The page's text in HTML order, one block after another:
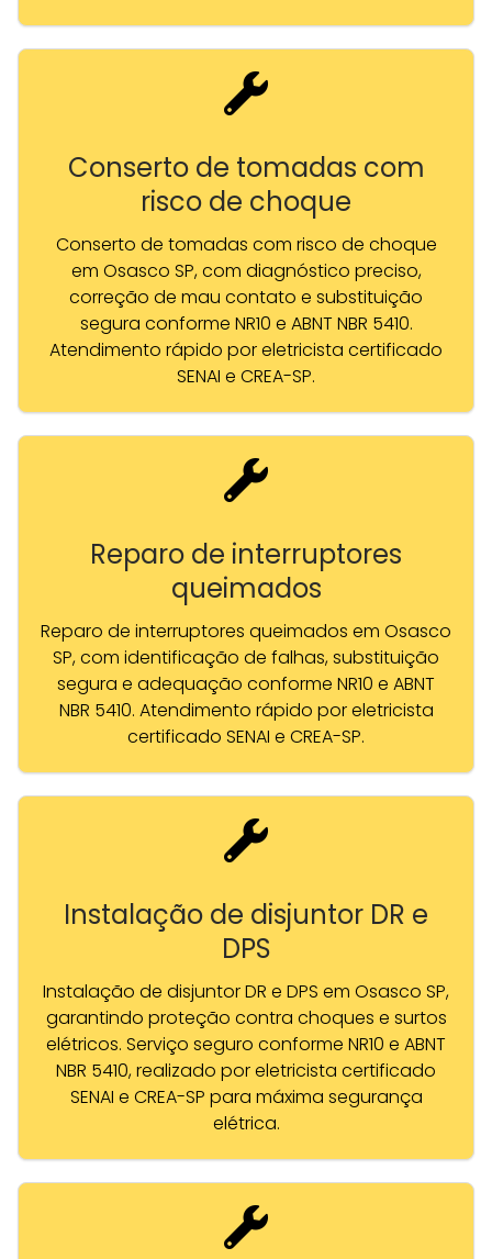
Conserto de tomadas com
risco de choque
Conserto de tomadas com risco de choque
em Osasco SP, com diagnóstico preciso,
correção de mau contato e substituição
segura conforme NR10 e ABNT NBR 5410.
Atendimento rápido por eletricista certificado
SENAI e CREA-SP.
Reparo de interruptores
queimados
Reparo de interruptores queimados em Osasco
SP, com identificação de falhas, substituição
segura e adequação conforme NR10 e ABNT
NBR 5410. Atendimento rápido por eletricista
certificado SENAI e CREA-SP.
Instalação de disjuntor DR e
DPS
Instalação de disjuntor DR e DPS em Osasco SP,
garantindo proteção contra choques e surtos
elétricos. Serviço seguro conforme NR10 e ABNT
NBR 5410, realizado por eletricista certificado
SENAI e CREA-SP para máxima segurança
elétrica.